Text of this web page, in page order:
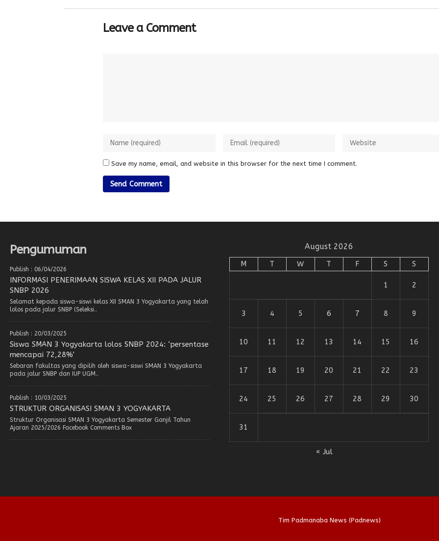
Leave a Comment
Save my name, email, and website in this browser for the next time I comment.
Pengumuman
Publish : 06/04/2026
INFORMASI PENERIMAAN SISWA KELAS XII PADA JALUR
SNBP 2026
Selamat kepada siswa-siswi kelas XII SMAN 3 Yogyakarta yang telah
lolos pada jalur SNBP (Seleksi..
Publish : 20/03/2025
Siswa SMAN 3 Yogyakarta lolos SNBP 2024: ‘persentase
mencapai 72,28%’
Sebaran fakultas yang dipilih oleh siswa-siswi SMAN 3 Yogyakarta
pada jalur SNBP dan IUP UGM..
Publish : 10/03/2025
STRUKTUR ORGANISASI SMAN 3 YOGYAKARTA
Struktur Organisasi SMAN 3 Yogyakarta Semester Ganjil Tahun
Ajaran 2025/2026 Facebook Comments Box
August 2026
M T W T F S S
1 2
3 4 5 6 7 8 9
10 11 12 13 14 15 16
17 18 19 20 21 22 23
24 25 26 27 28 29 30
31
« Jul
Tim Padmanaba News (Padnews)